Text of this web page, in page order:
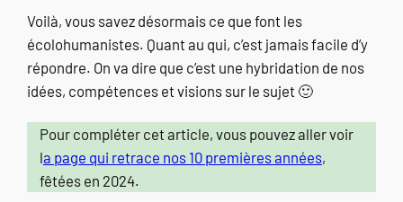
Voilà, vous savez désormais ce que font les
écolohumanistes. Quant au qui, c’est jamais facile d’y
répondre. On va dire que c’est une hybridation de nos
idées, compétences et visions sur le sujet 🙂
Pour compléter cet article, vous pouvez aller voir
la page qui retrace nos 10 premières années,
fêtées en 2024.